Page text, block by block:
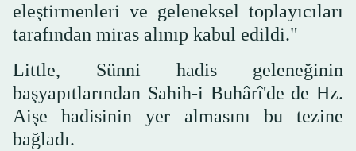
eleştirmenleri ve geleneksel toplayıcıları
tarafından miras alınıp kabul edildi."
Little, Sünni hadis geleneğinin
başyapıtlarından Sahih-i Buhârî'de de Hz.
Aişe hadisinin yer almasını bu tezine
bağladı.